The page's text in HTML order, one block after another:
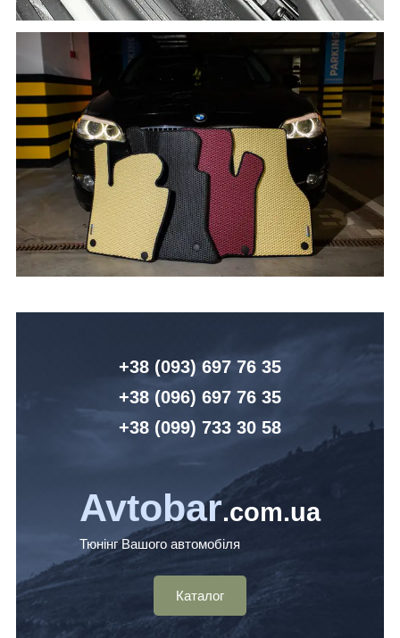
+38 (093) 697 76 35
+38 (096) 697 76 35
+38 (099) 733 30 58
Avtobar.com.ua
Тюнінг Вашого автомобіля
Каталог